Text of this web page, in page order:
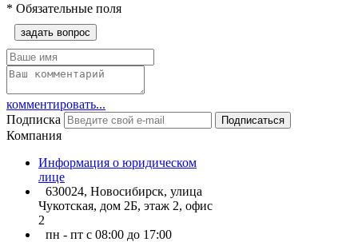
* Обязательные поля
задать вопрос
комментировать...
Подписка
Подписаться
Компания
Информация о юридическом
лице
630024, Новосибирск, улица
Чукотская, дом 2Б, этаж 2, офис
2
пн - пт с 08:00 до 17:00